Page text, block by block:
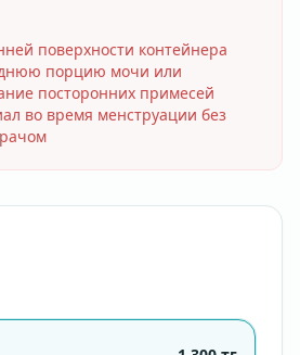
поверхности контейнера
порцию мочи или
посторонних примесей
во время менструации без